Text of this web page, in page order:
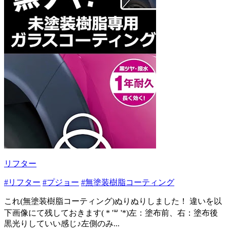
リフター
#リフター #プジョー #無塗装樹脂コーティング
これ(無塗装樹脂コーティング)ぬりぬりしました！ 違いを以
下画像にて残しておきます( * '꒳ '*)左：塗布前、右：塗布後
黒光りしていい感じ♪左側のみ...